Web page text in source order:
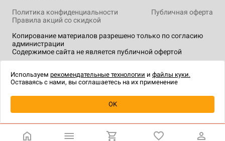
Уведомить о наличии
Копирование материалов разрешено только по согласию
администрации
Содержимое сайта не является публичной офертой
Политика конфиденциальности
Публичная оферта
Правила акций со скидкой
технологии.
Используем рекомендательные технологии и файлы куки.
Оставаясь с нами, вы соглашаетесь на их применение
OK